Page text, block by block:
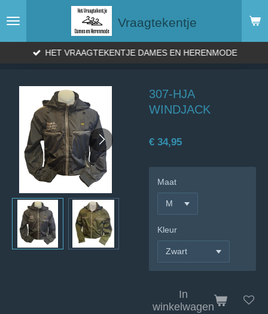
direct
Vraagtekentje
HET VRAAGTEKENTJE DAMES EN HERENMODE
307-HJA
WINDJACK
€ 34,95
Maat
Kleur
In
winkelwagen